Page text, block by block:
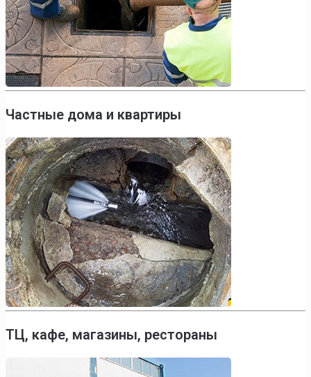
Частные дома и квартиры
ТЦ, кафе, магазины, рестораны